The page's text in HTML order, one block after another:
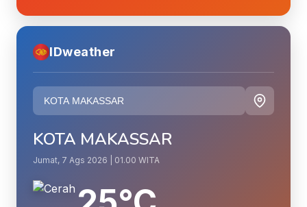
IDweather
KOTA MAKASSAR
Jumat, 7 Ags 2026 | 01.00 WITA